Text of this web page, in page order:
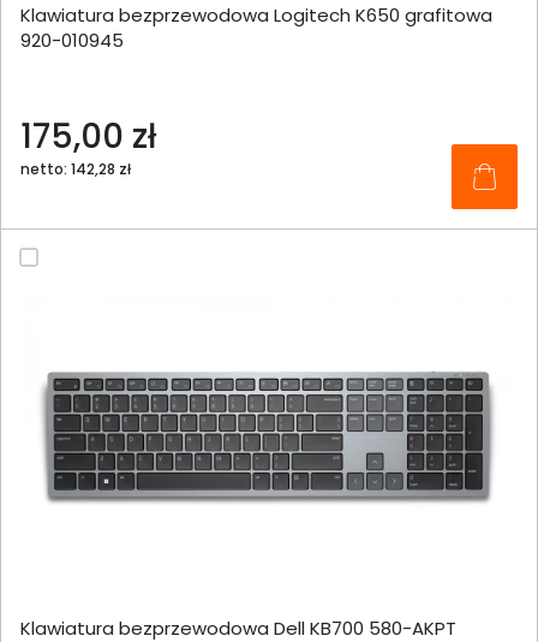
Klawiatura bezprzewodowa Logitech K650 grafitowa
920-010945
175,00 zł
netto: 142,28 zł
Klawiatura bezprzewodowa Dell KB700 580-AKPT